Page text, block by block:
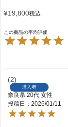
¥19,800税込
2
購入者
奈良県 20代 女性
投稿日
2026/01/11